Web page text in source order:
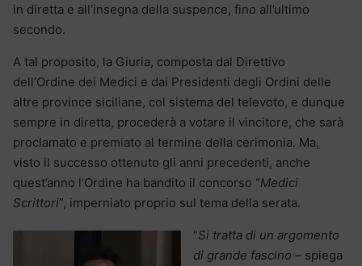
in diretta e all’insegna della suspence, fino all’ultimo
secondo.
A tal proposito, la Giuria, composta dal Direttivo
dell’Ordine dei Medici e dai Presidenti degli Ordini delle
altre province siciliane, col sistema del televoto, e dunque
sempre in diretta, procederà a votare il vincitore, che sarà
proclamato e premiato al termine della cerimonia. Ma,
visto il successo ottenuto gli anni precedenti, anche
quest’anno l’Ordine ha bandito il concorso “Medici
Scrittori”, imperniato proprio sul tema della serata.
“Si tratta di un argomento
di grande fascino – spiega